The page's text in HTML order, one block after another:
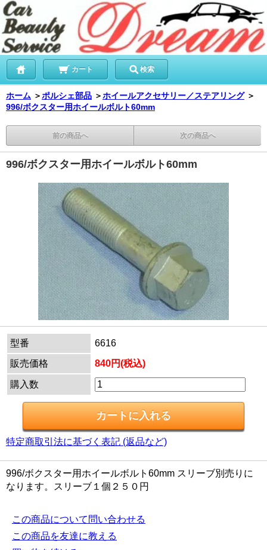
カート 検索
ホーム ＞ポルシェ部品 ＞ホイールアクセサリー／ステアリング ＞
996/ボクスター用ホイールボルト60mm
前の商品へ 次の商品へ
996/ボクスター用ホイールボルト60mm
型番
6616
販売価格
840円(税込)
購入数
特定商取引法に基づく表記 (返品など)
996/ボクスター用ホイールボルト60mm スリーブ別売りに
なります。スリーブ１個２５０円
この商品について問い合わせる
この商品を友達に教える